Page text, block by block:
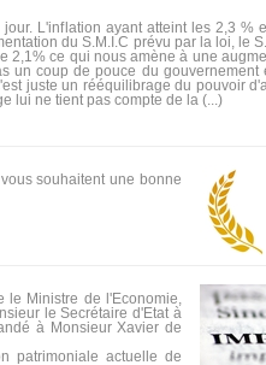
L'inflation ayant atteint les 2,3 %
du S.M.I.C prévu par la loi, le
2,1% ce qui nous amène à une
un coup de pouce du gouvernement
juste un rééquilibrage du pouvoir
lui ne tient pas compte de la (...)
souhaitent une bonne
le Ministre de l'Economie,
le Secrétaire d'Etat à
à Monsieur Xavier de
patrimoniale actuelle de